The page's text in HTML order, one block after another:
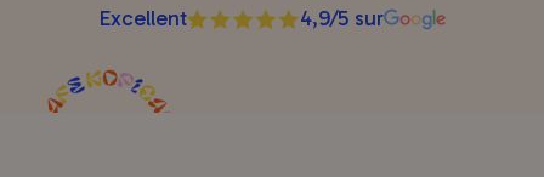
commande, la facturation sans faute. bref
allez y les yeux fermés vous ne serez jamais
déçu.e.s.
Excellent 4,9/5 sur